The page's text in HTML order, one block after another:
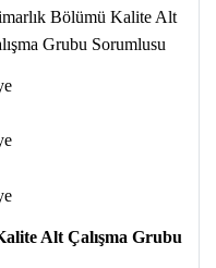
Bölümü Kalite Alt
Grubu Sorumlusu
Alt Çalışma Grubu